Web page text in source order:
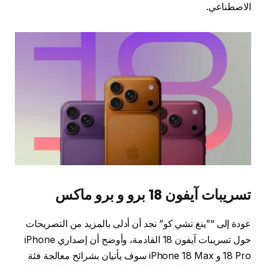
الاصطناعي.
تسريبات آيفون 18 برو و برو ماكس
عودة إلى “”ينغ تشي كو” نجد أن أدلى بالمزيد من التصريحات
حول تسريبات آيفون 18 القادمة، وأوضح أن إصداري iPhone
18 Pro و iPhone 18 Max سوف يأتيان بشرائح معالجة فئة